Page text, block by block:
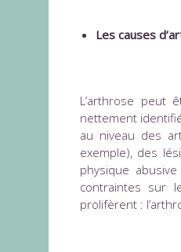
Les causes
L’arthrose peut
nettement
au niveau des
exemple), des
physique
contraintes sur
prolifèrent :